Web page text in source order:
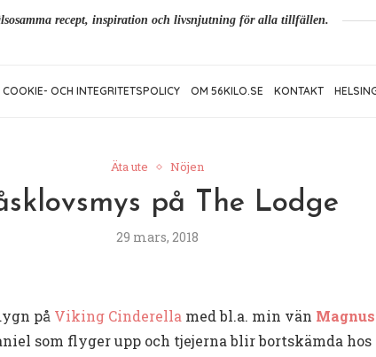
recept, inspiration och livsnjutning för alla tillfällen.
COOKIE- OCH INTEGRITETSPOLICY OM 56KILO.SE KONTAKT
Äta ute Nöjen
på The Lodge
29 mars, 2018
på Viking Cinderella med bl.a. min vän Magnus
som flyger upp och tjejerna blir bortskämda